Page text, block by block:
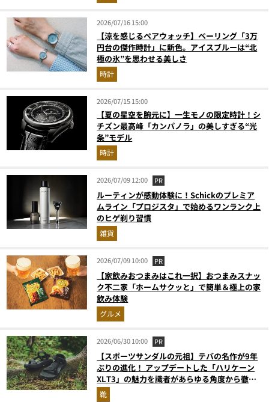
2026/07/16 15:00
【涼を感じるペアウォッチ】ベーリング「3万
円台の傑作時計」に新色。アイスブルーは“北
極の氷”を思わせる美しさ
時計
2026/07/15 15:00
【夏の星空を腕元に】一生モノの限定時計！シ
チズン最高峰「カンパノラ」の美しすぎる“光
条”モデル
時計
2026/07/09 12:00 PR
ルーティンが感動体験に！Schickのプレミア
ムライン「プロジスタ」で始めるワンランク上
のヒゲ剃り習慣
雑貨
2026/07/09 10:00 PR
【家飲みおつまみはこれ一択】おつまみスナッ
ク不二家「ホームサクッと」で簡単＆極上の家
飲み体験
グルメ
2026/06/30 10:00 PR
【スポーツサンダルの元祖】テバの名作が9年
ぶりの進化！ アップデートした「ハリケーン
XLT3」の魅力を識者があらゆる角度から徹底
解説！
靴